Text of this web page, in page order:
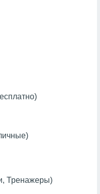
Тренажеры)